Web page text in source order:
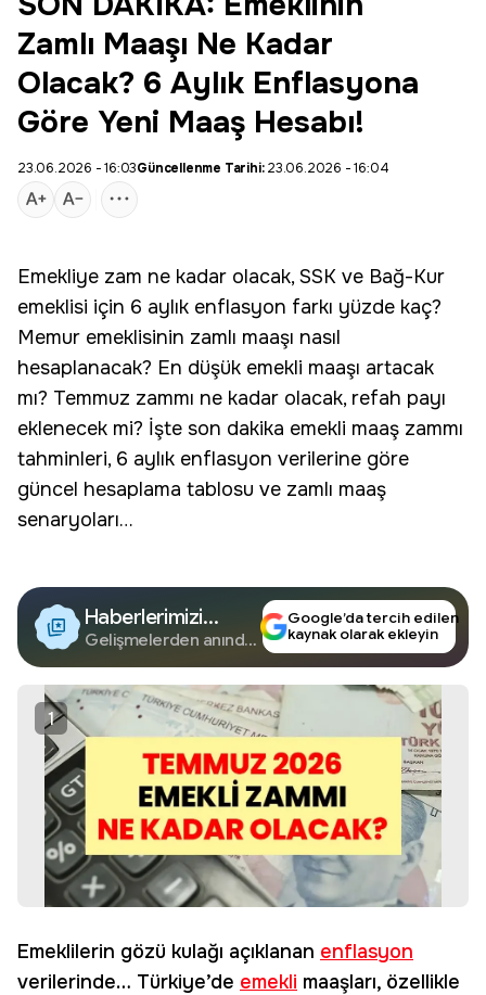
Zamlı Maaşı Ne Kadar
Olacak? 6 Aylık Enflasyona
Göre Yeni Maaş Hesabı!
23.06.2026 - 16:03Güncellenme Tarihi:23.06.2026 - 16:04
Emekliye zam ne kadar olacak, SSK ve Bağ-Kur
emeklisi için 6 aylık enflasyon farkı yüzde kaç?
Memur emeklisinin zamlı maaşı nasıl
hesaplanacak? En düşük emekli maaşı artacak
mı? Temmuz zammı ne kadar olacak, refah payı
eklenecek mi? İşte son dakika emekli maaş zammı
tahminleri, 6 aylık enflasyon verilerine göre
güncel hesaplama tablosu ve zamlı maaş
senaryoları…
Haberlerimizi
Google'da Takip
Edin
Gelişmelerden anında
Google’da tercih edilen
kaynak olarak ekleyin
1
Emeklilerin gözü kulağı açıklanan enflasyon
verilerinde… Türkiye’de emekli maaşları, özellikle